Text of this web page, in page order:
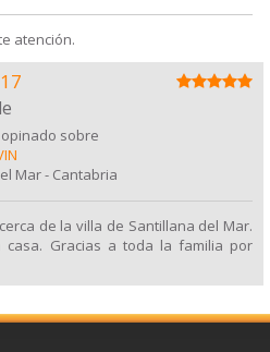
atención.
sobre
Mar- Cantabria
de la villa de Santillana del Mar.
casa. Gracias a toda la familia por